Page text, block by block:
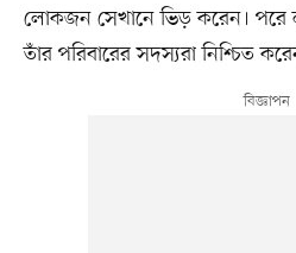
লোকজন সেখানে ভিড় করেন। পরে
তাঁর পরিবারের সদস্যরা নিশ্চিত